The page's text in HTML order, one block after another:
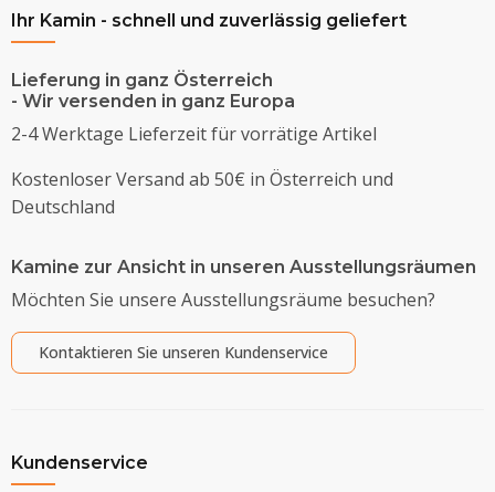
Ihr Kamin - schnell und zuverlässig geliefert
Lieferung in ganz Österreich
- Wir versenden in ganz Europa
2-4 Werktage Lieferzeit für vorrätige Artikel
Kostenloser Versand ab 50€ in Österreich und
Deutschland
Kamine zur Ansicht in unseren Ausstellungsräumen
Möchten Sie unsere Ausstellungsräume besuchen?
Kontaktieren Sie unseren Kundenservice
Kundenservice